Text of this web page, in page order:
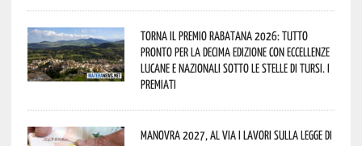
Torna il Premio Rabatana 2026: tutto
pronto per la decima edizione con eccellenze
lucane e nazionali sotto le stelle di Tursi. I
premiati
Manovra 2027, al via i lavori sulla Legge di